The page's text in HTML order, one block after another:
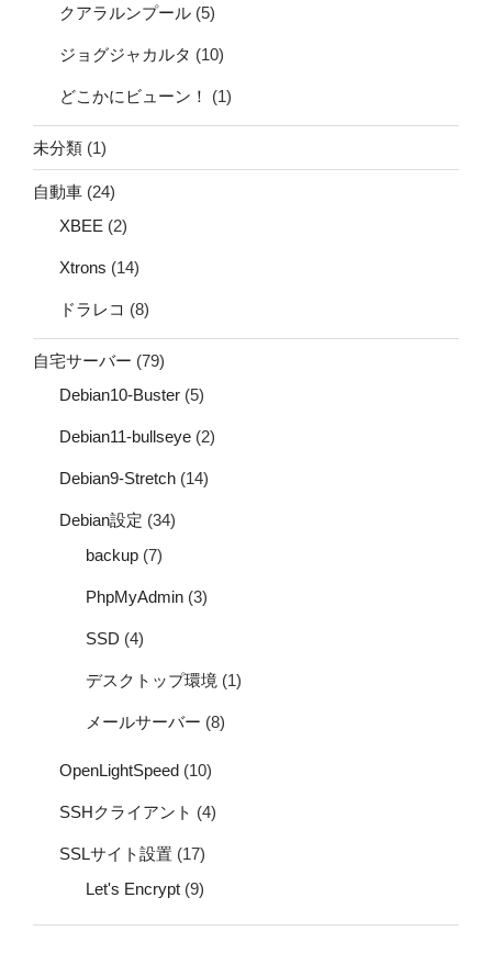
クアラルンプール (5)
ジョグジャカルタ (10)
どこかにビューン！ (1)
未分類 (1)
自動車 (24)
XBEE (2)
Xtrons (14)
ドラレコ (8)
自宅サーバー (79)
Debian10-Buster (5)
Debian11-bullseye (2)
Debian9-Stretch (14)
Debian設定 (34)
backup (7)
PhpMyAdmin (3)
SSD (4)
デスクトップ環境 (1)
メールサーバー (8)
OpenLightSpeed (10)
SSHクライアント (4)
SSLサイト設置 (17)
Let's Encrypt (9)